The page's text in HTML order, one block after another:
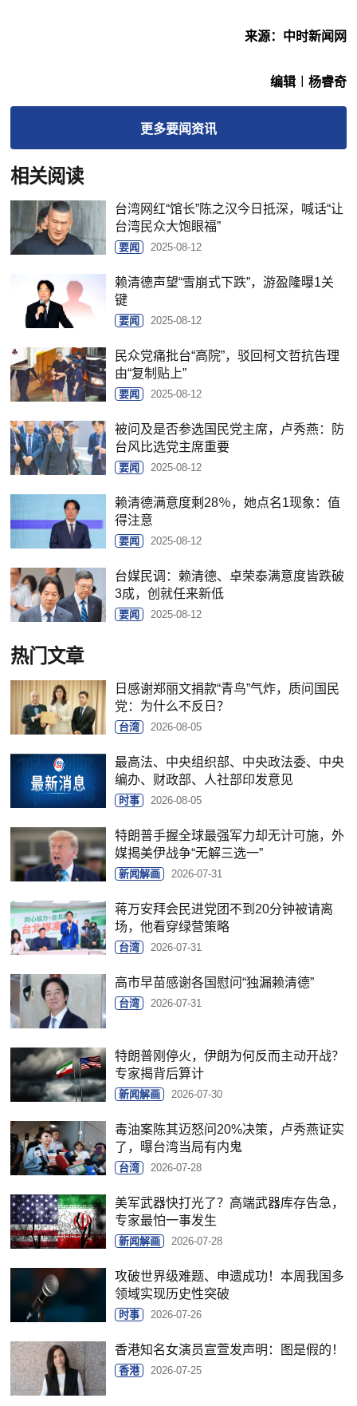
来源：中时新闻网
编辑︱杨睿奇
更多要闻资讯
相关阅读
台湾网红“馆长”陈之汉今日抵深，喊话“让
台湾民众大饱眼福”
要闻 2025-08-12
赖清德声望“雪崩式下跌”，游盈隆曝1关
键
要闻 2025-08-12
民众党痛批台“高院”，驳回柯文哲抗告理
由“复制贴上”
要闻 2025-08-12
被问及是否参选国民党主席，卢秀燕：防
台风比选党主席重要
要闻 2025-08-12
赖清德满意度剩28％，她点名1现象：值
得注意
要闻 2025-08-12
台媒民调：赖清德、卓荣泰满意度皆跌破
3成，创就任来新低
要闻 2025-08-12
热门文章
日感谢郑丽文捐款“青鸟”气炸，质问国民
党：为什么不反日？
台湾 2026-08-05
最高法、中央组织部、中央政法委、中央
编办、财政部、人社部印发意见
时事 2026-08-05
特朗普手握全球最强军力却无计可施，外
媒揭美伊战争“无解三选一”
新闻解画 2026-07-31
蒋万安拜会民进党团不到20分钟被请离
场，他看穿绿营策略
台湾 2026-07-31
高市早苗感谢各国慰问“独漏赖清德”
台湾 2026-07-31
特朗普刚停火，伊朗为何反而主动开战？
专家揭背后算计
新闻解画 2026-07-30
毒油案陈其迈怒问20%决策，卢秀燕证实
了，曝台湾当局有内鬼
台湾 2026-07-28
美军武器快打光了？高端武器库存告急，
专家最怕一事发生
新闻解画 2026-07-28
攻破世界级难题、申遗成功！本周我国多
领域实现历史性突破
时事 2026-07-26
香港知名女演员宣萱发声明：图是假的！
香港 2026-07-25